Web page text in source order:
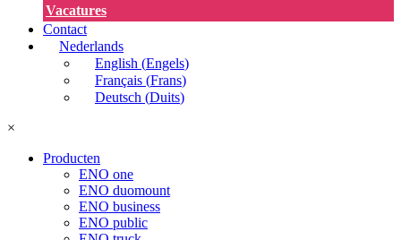
Vacatures
Contact
Nederlands
English (Engels)
Français (Frans)
Deutsch (Duits)
×
Producten
ENO one
ENO duomount
ENO business
ENO public